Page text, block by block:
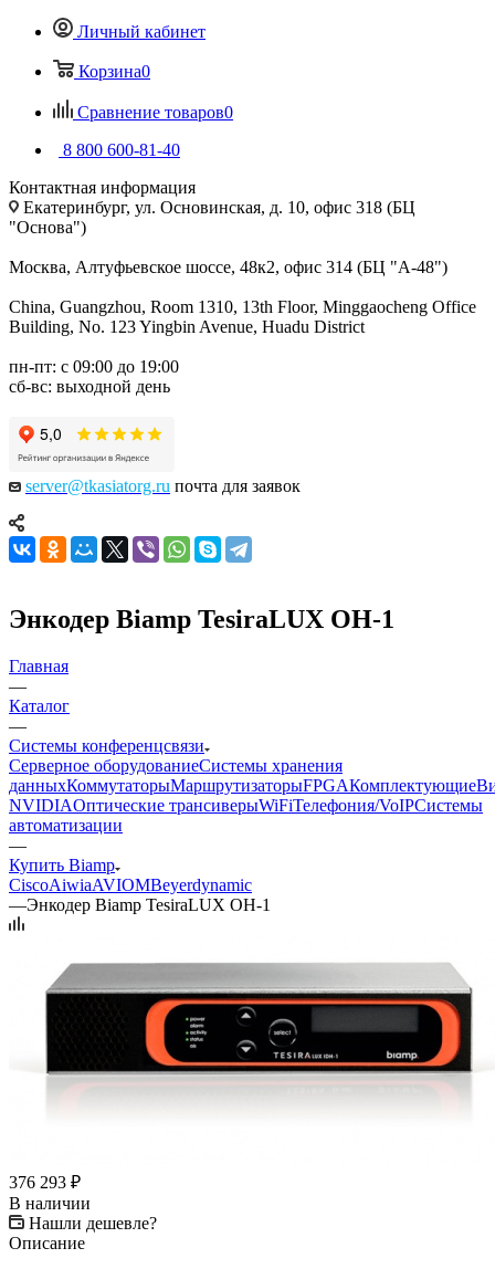
Личный кабинет
Корзина0
Сравнение товаров0
8 800 600-81-40
Контактная информация
Екатеринбург, ул. Основинская, д. 10, офис 318 (БЦ
"Основа")
Москва, Алтуфьевское шоссе, 48к2, офис 314 (БЦ "А-48")
China, Guangzhou, Room 1310, 13th Floor, Minggaocheng Office
Building, No. 123 Yingbin Avenue, Huadu District
пн-пт: с 09:00 до 19:00
сб-вс: выходной день
server@tkasiatorg.ru почта для заявок
Энкодер Biamp TesiraLUX OH-1
Главная
—
Каталог
—
Системы конференцсвязи
Серверное оборудованиеСистемы хранения
данныхКоммутаторыМаршрутизаторыFPGAКомплектующие
NVIDIAОптические трансиверыWiFiТелефония/VoIPСистемы
автоматизации
—
Купить Biamp
CiscoAiwiaAVIOMBeyerdynamic
—Энкодер Biamp TesiraLUX OH-1
376 293 ₽
В наличии
Нашли дешевле?
Описание